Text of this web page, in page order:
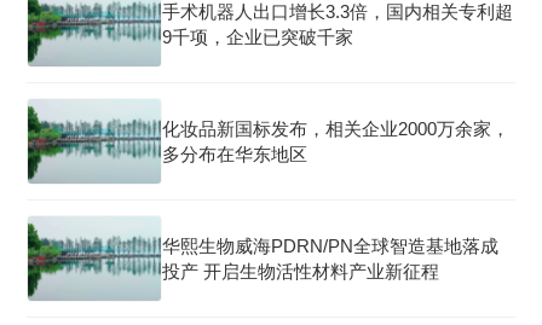
手术机器人出口增长3.3倍，国内相关专利超
9千项，企业已突破千家
化妆品新国标发布，相关企业2000万余家，
多分布在华东地区
华熙生物威海PDRN/PN全球智造基地落成
投产 开启生物活性材料产业新征程